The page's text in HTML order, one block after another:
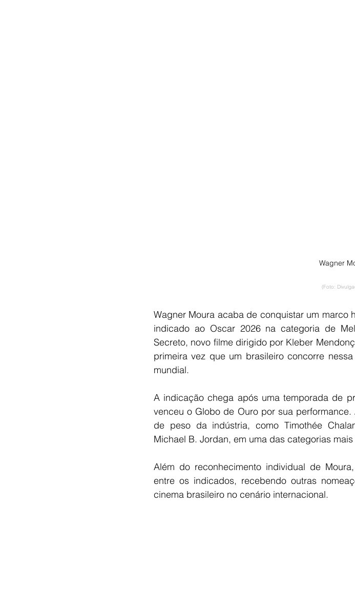
Wagner
(Foto:
Wagner Moura acaba de conquistar um marco
indicado ao Oscar 2026 na categoria de
Secreto, novo filme dirigido por Kleber
primeira vez que um brasileiro concorre
mundial.
A indicação chega após uma temporada de
venceu o Globo de Ouro por sua
de peso da indústria, como Timothée
Michael B. Jordan, em uma das categorias
Além do reconhecimento individual de
entre os indicados, recebendo outras
cinema brasileiro no cenário internacional.